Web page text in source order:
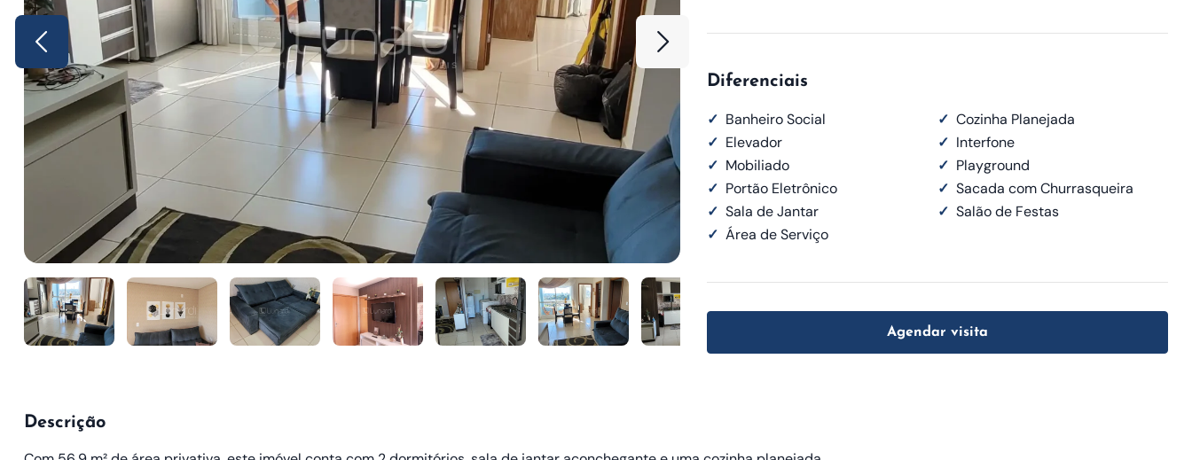
Diferenciais
✓ Banheiro Social ✓ Cozinha Planejada
✓ Elevador ✓ Interfone
✓ Mobiliado ✓ Playground
✓ Portão Eletrônico ✓ Sacada com Churrasqueira
✓ Sala de Jantar ✓ Salão de Festas
✓ Área de Serviço
Agendar visita
Descrição